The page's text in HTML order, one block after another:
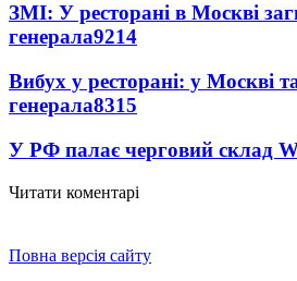
ЗМІ: У ресторані в Москві
генерала9214
Вибух у ресторані: у Москві
генерала8315
У РФ палає черговий склад
Читати коментарі
Повна версія сайту